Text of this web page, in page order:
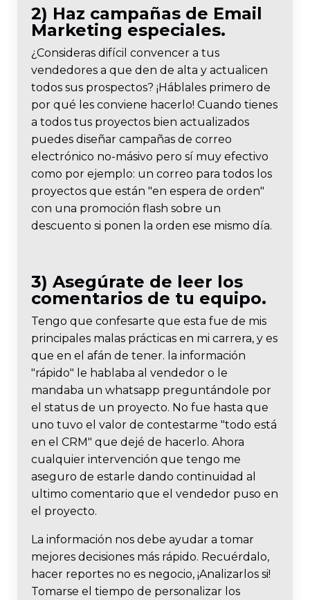
2) Haz campañas de Email
Marketing especiales.
¿Consideras difícil convencer a tus
vendedores a que den de alta y actualicen
todos sus prospectos? ¡Háblales primero de
por qué les conviene hacerlo! Cuando tienes
a todos tus proyectos bien actualizados
puedes diseñar campañas de correo
electrónico no-másivo pero sí muy efectivo
como por ejemplo: un correo para todos los
proyectos que están "en espera de orden"
con una promoción flash sobre un
descuento si ponen la orden ese mismo día.
3) Asegúrate de leer los
comentarios de tu equipo.
Tengo que confesarte que esta fue de mis
principales malas prácticas en mi carrera, y es
que en el afán de tener. la información
"rápido" le hablaba al vendedor o le
mandaba un whatsapp preguntándole por
el status de un proyecto. No fue hasta que
uno tuvo el valor de contestarme "todo está
en el CRM" que dejé de hacerlo. Ahora
cualquier intervención que tengo me
aseguro de estarle dando continuidad al
ultimo comentario que el vendedor puso en
el proyecto.
La información nos debe ayudar a tomar
mejores decisiones más rápido. Recuérdalo,
hacer reportes no es negocio, ¡Analizarlos si!
Tomarse el tiempo de personalizar los